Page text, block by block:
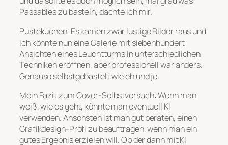
Passables zu basteln, dachte ich mir.
Pustekuchen. Es kamen zwar lustige Bilder raus und
ich könnte nun eine Galerie mit siebenhundert
Ansichten eines Leuchtturms in unterschiedlichen
Techniken eröffnen, aber professionell war anders.
Genauso selbstgebastelt wie eh und je.
Mein Fazit zum Cover-Selbstversuch: Wenn man
weiß, wie es geht, könnte man eventuell KI
verwenden. Ansonsten ist man gut beraten, einen
Grafikdesign-Profi zu beauftragen, wenn man ein
gutes Ergebnis erzielen will. Ob der dann mit KI